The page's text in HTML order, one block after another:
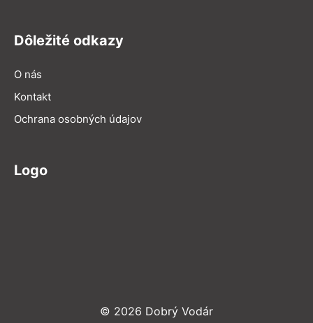
Dôležité odkazy
O nás
Kontakt
Ochrana osobných údajov
Logo
© 2026 Dobrý Vodár